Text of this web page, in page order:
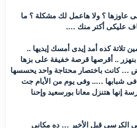
عاوزها ؟ ولا هاعمل لك مشكلة ؟ ما
عليكى أكتر منك ….
تلاتة كده أمد إيدى أمسك إيديها ..
.. أقرصها قرصة خفيفة على بزها
… كانت باختصار محتاجة واحد يحسسها
فى شبابها ….. وفى يوم من الأيام جت
إنها هتنزل معانا بورسعيد وإحنا
الكرسى قبل الأخير … ده مكانى